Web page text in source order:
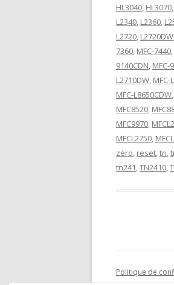
HL3040, HL3070,
L2340, L2360,
L2720, L2720DW
7360, MFC-7440,
9140CDN, MFC-
L2710DW, MFC-
MFC-L8650CDW,
MFC8520,
MFC9970,
MFCL2750,
zéro, reset,tn,
tn241,TN2410,
Politique de